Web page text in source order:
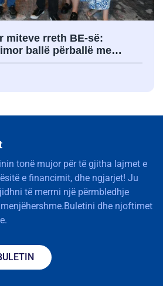
miteve rreth BE-së:
ballë përballë me…
tonë mujor për të gjitha lajmet e
e financimit, dhe ngjarjet! Ju
të merrni një përmbledhje
dhe njoftimet